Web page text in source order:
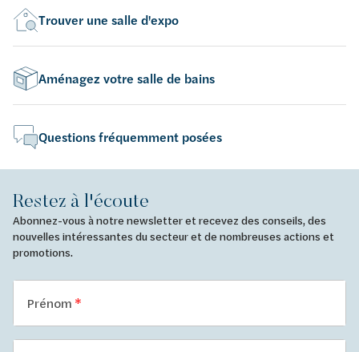
Trouver une salle d'expo
Aménagez votre salle de bains
Questions fréquemment posées
Restez à l'écoute
Abonnez-vous à notre newsletter et recevez des conseils, des
nouvelles intéressantes du secteur et de nombreuses actions et
promotions.
Prénom